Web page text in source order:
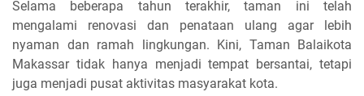
Selama beberapa tahun terakhir, taman ini telah
mengalami renovasi dan penataan ulang agar lebih
nyaman dan ramah lingkungan. Kini, Taman Balaikota
Makassar tidak hanya menjadi tempat bersantai, tetapi
juga menjadi pusat aktivitas masyarakat kota.